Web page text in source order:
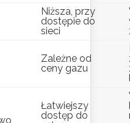
Niższa, przy
dostępie do
sieci
Zależne od
ceny gazu
Łatwiejszy
dostęp do